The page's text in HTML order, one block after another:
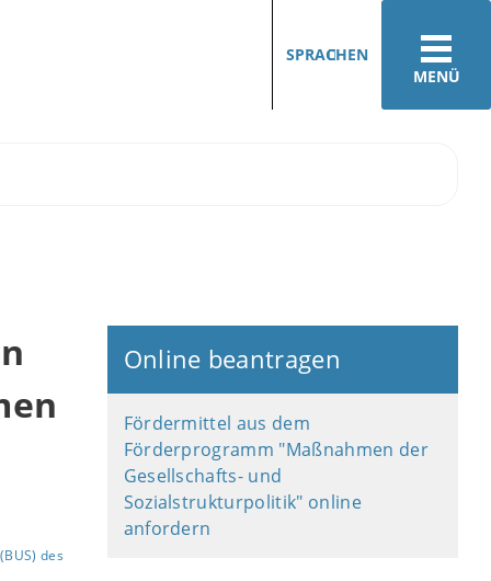
MENÜ
SPRACHEN
des
Online beantragen
Fördermittel aus dem
Förderprogramm "Maßnahmen der
Gesellschafts- und
Sozialstrukturpolitik" online
anfordern